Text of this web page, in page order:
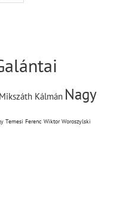
Mikszáth Kálmán Nagy
Temesi Ferenc Wiktor Woroszylski